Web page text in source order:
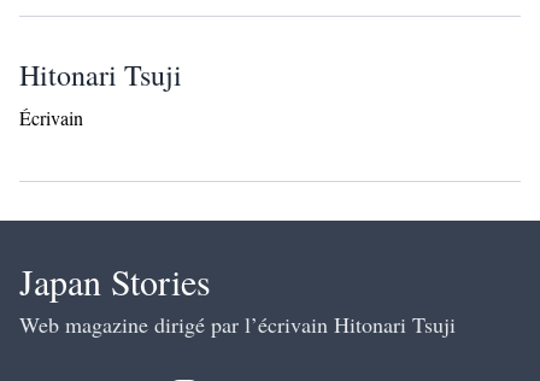
Hitonari Tsuji
Écrivain
Japan Stories
Web magazine dirigé par l’écrivain Hitonari Tsuji